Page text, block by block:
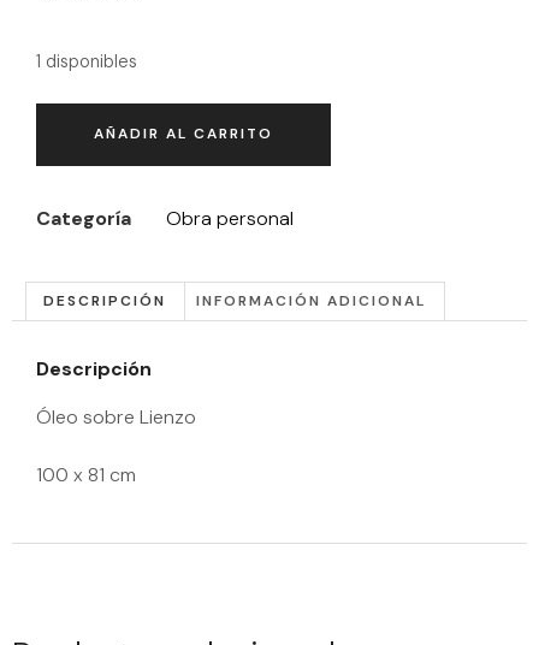
1 disponibles
AÑADIR AL CARRITO
Categoría Obra personal
DESCRIPCIÓN INFORMACIÓN ADICIONAL
Descripción
Óleo sobre Lienzo
100 x 81 cm